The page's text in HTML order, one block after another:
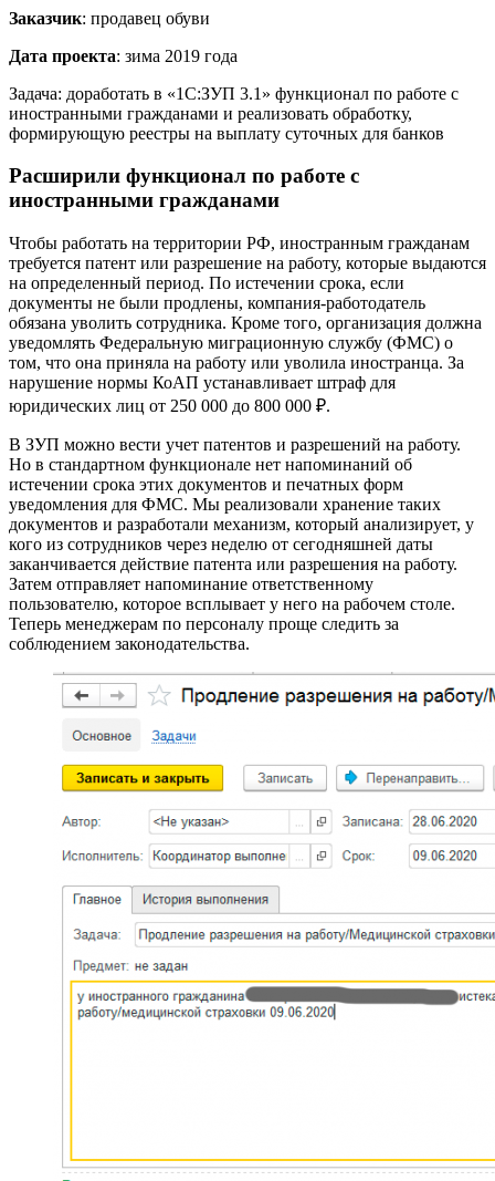
Заказчик: продавец обуви
Дата проекта: зима 2019 года
Задача: доработать в «1С:ЗУП 3.1» функционал по работе с
иностранными гражданами и реализовать обработку,
формирующую реестры на выплату суточных для банков
Расширили функционал по работе с
иностранными гражданами
Чтобы работать на территории РФ, иностранным гражданам
требуется патент или разрешение на работу, которые выдаются
на определенный период. По истечении срока, если
документы не были продлены, компания-работодатель
обязана уволить сотрудника. Кроме того, организация должна
уведомлять Федеральную миграционную службу (ФМС) о
том, что она приняла на работу или уволила иностранца. За
нарушение нормы КоАП устанавливает штраф для
юридических лиц от 250 000 до 800 000 ₽.
В ЗУП можно вести учет патентов и разрешений на работу.
Но в стандартном функционале нет напоминаний об
истечении срока этих документов и печатных форм
уведомления для ФМС. Мы реализовали хранение таких
документов и разработали механизм, который анализирует, у
кого из сотрудников через неделю от сегодняшней даты
заканчивается действие патента или разрешения на работу.
Затем отправляет напоминание ответственному
пользователю, которое всплывает у него на рабочем столе.
Теперь менеджерам по персоналу проще следить за
соблюдением законодательства.